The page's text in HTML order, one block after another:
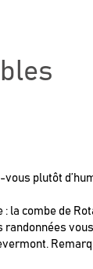
vous plutôt
: la combe de
randonnées